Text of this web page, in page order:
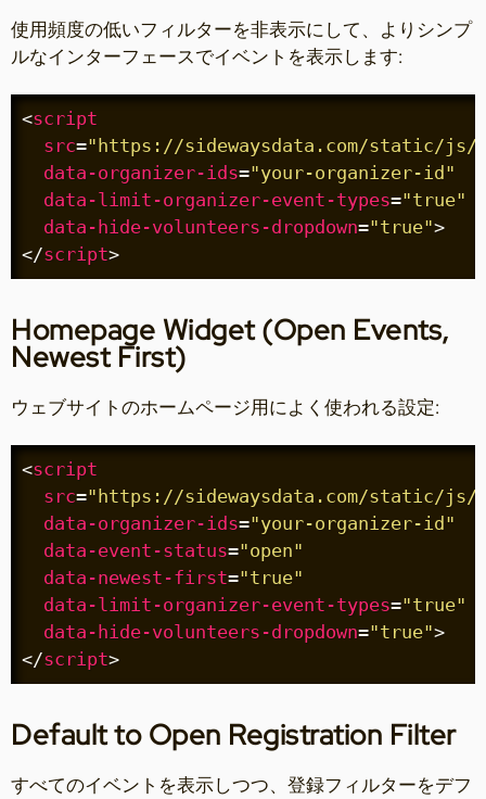
使用頻度の低いフィルターを非表示にして、よりシンプ
ルなインターフェースでイベントを表示します:
<script
src="https://sidewaysdata.com/static/js/
data-organizer-ids="your-organizer-id"
data-limit-organizer-event-types="true"
data-hide-volunteers-dropdown="true">
</script>
Homepage Widget (Open Events,
Newest First)
ウェブサイトのホームページ用によく使われる設定:
<script
src="https://sidewaysdata.com/static/js/
data-organizer-ids="your-organizer-id"
data-event-status="open"
data-newest-first="true"
data-limit-organizer-event-types="true"
data-hide-volunteers-dropdown="true">
</script>
Default to Open Registration Filter
すべてのイベントを表示しつつ、登録フィルターをデフ